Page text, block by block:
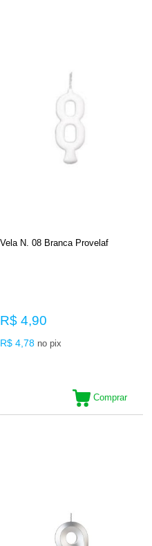
Vela N. 08 Branca Provelaf
R$ 4,90
R$ 4,78 no pix
Comprar